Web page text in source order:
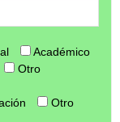
Académico
Otro
Otro